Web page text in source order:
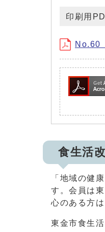
印刷用
No.60
食生活
「地域の健
す。会員は
心のある方
東金市食生